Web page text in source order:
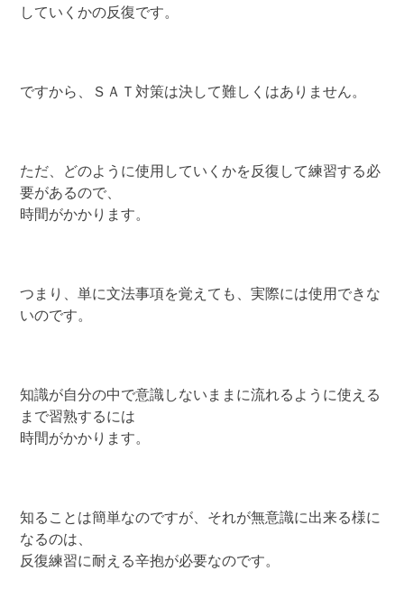
していくかの反復です。
ですから、ＳＡＴ対策は決して難しくはありません。
ただ、どのように使用していくかを反復して練習する必
要があるので、
時間がかかります。
つまり、単に文法事項を覚えても、実際には使用できな
いのです。
知識が自分の中で意識しないままに流れるように使える
まで習熟するには
時間がかかります。
知ることは簡単なのですが、それが無意識に出来る様に
なるのは、
反復練習に耐える辛抱が必要なのです。